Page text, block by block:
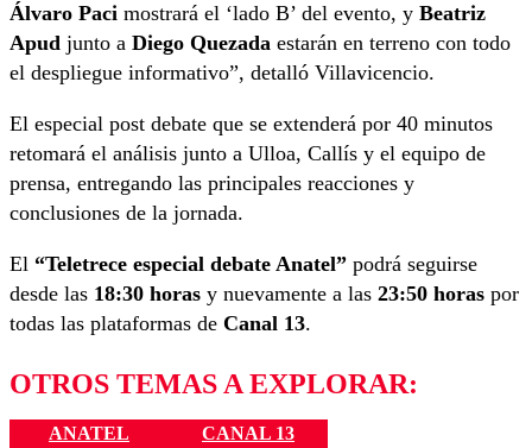
Álvaro Paci mostrará el ‘lado B’ del evento, y Beatriz
Apud junto a Diego Quezada estarán en terreno con todo
el despliegue informativo”, detalló Villavicencio.
El especial post debate que se extenderá por 40 minutos
retomará el análisis junto a Ulloa, Callís y el equipo de
prensa, entregando las principales reacciones y
conclusiones de la jornada.
El “Teletrece especial debate Anatel” podrá seguirse
desde las 18:30 horas y nuevamente a las 23:50 horas por
todas las plataformas de Canal 13.
OTROS TEMAS A EXPLORAR:
ANATEL CANAL 13